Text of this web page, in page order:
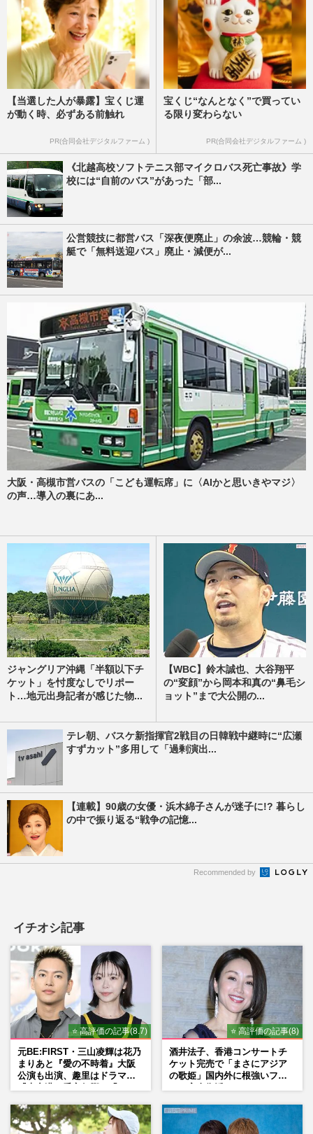
【当選した人が暴露】宝くじ運
が動く時、必ずある前触れ
PR(合同会社デジタルファーム )
宝くじ“なんとなく”で買ってい
る限り変わらない
PR(合同会社デジタルファーム )
《北越高校ソフトテニス部マイクロバス死亡事故》学
校には“自前のバス”があった「部...
公営競技に都営バス「深夜便廃止」の余波…競輪・競
艇で「無料送迎バス」廃止・減便が...
大阪・高槻市営バスの「こども運転席」に〈AIかと思いきやマジ〉
の声…導入の裏にあ...
ジャングリア沖縄「半額以下チ
ケット」を忖度なしでリポー
ト…地元出身記者が感じた物...
【WBC】鈴木誠也、大谷翔平
の“変顔”から岡本和真の“鼻毛シ
ョット”まで大公開の...
テレ朝、バスケ新指揮官2戦目の日韓戦中継時に“広瀬
すずカット”多用して「過剰演出...
【連載】90歳の女優・浜木綿子さんが迷子に!? 暮らし
の中で振り返る“戦争の記憶...
Recommended by
イチオシ記事
⭐ 高評価の記事(8.7)
元BE:FIRST・三山凌輝は花乃
まりあと『愛の不時着』大阪
公演も出演、趣里はドラマ
⭐ 高評価の記事(8)
酒井法子、香港コンサートチ
ケット完売で「まさにアジア
の歌姫」国内外に根強いファ